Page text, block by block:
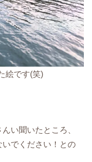
絵です(笑)
い聞いたところ、
でください！との